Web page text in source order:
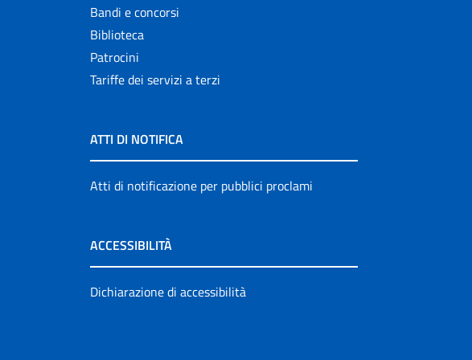
Bandi e concorsi
Biblioteca
Patrocini
Tariffe dei servizi a terzi
ATTI DI NOTIFICA
Atti di notificazione per pubblici proclami
ACCESSIBILITÀ
Dichiarazione di accessibilità